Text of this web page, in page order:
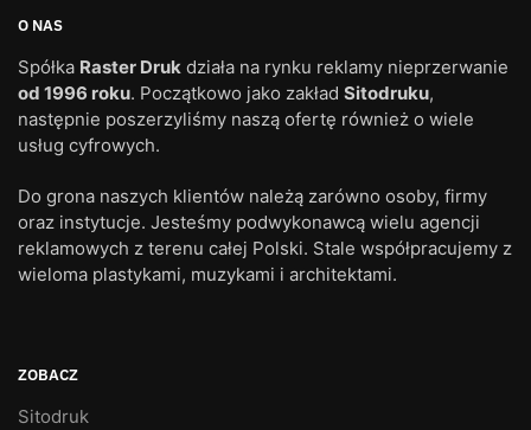
O NAS
Spółka Raster Druk działa na rynku reklamy nieprzerwanie
od 1996 roku. Początkowo jako zakład Sitodruku,
następnie poszerzyliśmy naszą ofertę również o wiele
usług cyfrowych.
Do grona naszych klientów należą zarówno osoby, firmy
oraz instytucje. Jesteśmy podwykonawcą wielu agencji
reklamowych z terenu całej Polski. Stale współpracujemy z
wieloma plastykami, muzykami i architektami.
ZOBACZ
Sitodruk